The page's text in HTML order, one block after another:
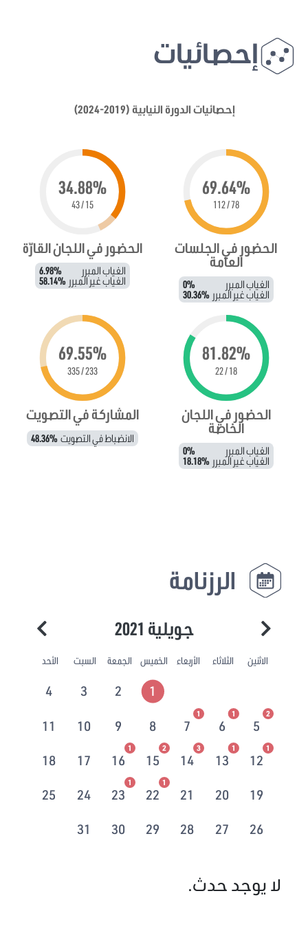
إحصائيات
إحصائيات الدورة النيابية (2019-2024)
69.64%
78 / 112
الحضور في الجلسات
العامة
الغياب المبرر 0%
الغياب غير المبرر 30.36%
34.88%
15 / 43
الحضور في اللجان القارّة
الغياب المبرر 6.98%
الغياب غير المبرر 58.14%
81.82%
18 / 22
الحضور في اللجان
الخاصة
الغياب المبرر 0%
الغياب غير المبرر 18.18%
69.55%
233 / 335
المشاركة في التصويت
الانضباط في التصويت 48.36%
الرزنامة
جويلية 2021
الاثنين الثلاثاء الأربعاء الخميس الجمعة السبت الأحد
1
2
3
4
5
2
6
1
7
1
8
9
10
11
12
1
13
1
14
3
15
2
16
1
17
18
19
20
21
22
1
23
1
24
25
26
27
28
29
30
31
لا يوجد حدث.